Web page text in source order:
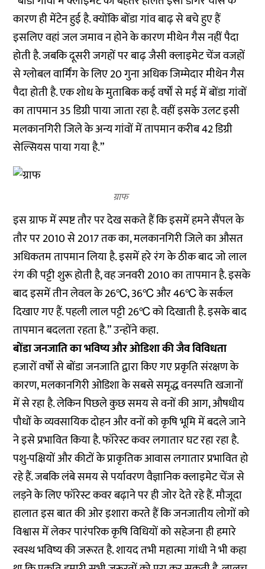
कारण ही मेंटेन हुई है. क्योंकि बोंडा गांव बाढ़ से बचे हुए हैं
इसलिए वहां जल जमाव न होने के कारण मीथेन गैस नहीं पैदा
होती है. जबकि दूसरी जगहों पर बाढ़ जैसी क्लाइमेट चेंज वजहों
से ग्लोबल वार्मिंग के लिए 20 गुना अधिक जिम्मेदार मीथेन गैस
पैदा होती है. एक शोध के मुताबिक कई वर्षों से मई में बोंडा गांवों
का तापमान 35 डिग्री पाया जाता रहा है. वहीं इसके उलट इसी
मलकानगिरी जिले के अन्य गांवों में तापमान करीब 42 डिग्री
सेल्सियस पाया गया है.”
ग्राफ
इस ग्राफ में स्पष्ट तौर पर देख सकते हैं कि इसमें हमने सैंपल के
तौर पर 2010 से 2017 तक का, मलकानगिरी जिले का औसत
अधिकतम तापमान लिया है. इसमें हरे रंग के ठीक बाद जो लाल
रंग की पट्टी शुरू होती है, वह जनवरी 2010 का तापमान है. इसके
बाद इसमें तीन लेवल के 26℃, 36℃ और 46℃ के सर्कल
दिखाए गए हैं. पहली लाल पट्टी 26℃ को दिखाती है. इसके बाद
तापमान बदलता रहता है.” उन्होंने कहा.
बोंडा जनजाति का भविष्य और ओडिशा की जैव विविधता
हजारों वर्षों से बोंडा जनजाति द्वारा किए गए प्रकृति संरक्षण के
कारण, मलकानगिरी ओडिशा के सबसे समृद्ध वनस्पति खजानों
में से रहा है. लेकिन पिछले कुछ समय से वनों की आग, औषधीय
पौधों के व्यवसायिक दोहन और वनों को कृषि भूमि में बदले जाने
ने इसे प्रभावित किया है. फॉरेस्ट कवर लगातार घट रहा रहा है.
पशु-पक्षियों और कीटों के प्राकृतिक आवास लगातार प्रभावित हो
रहे हैं. जबकि लंबे समय से पर्यावरण वैज्ञानिक क्लाइमेट चेंज से
लड़ने के लिए फॉरेस्ट कवर बढ़ाने पर ही जोर देते रहे हैं. मौजूदा
हालात इस बात की ओर इशारा करते हैं कि जनजातीय लोगों को
विश्वास में लेकर पारंपरिक कृषि विधियों को सहेजना ही हमारे
स्वस्थ भविष्य की जरूरत है. शायद तभी महात्मा गांधी ने भी कहा